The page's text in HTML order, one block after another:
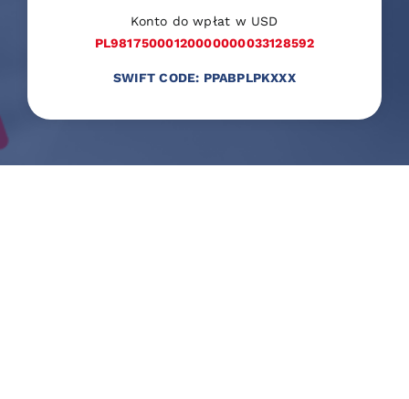
Konto do wpłat w USD
PL98175000120000000033128592
SWIFT CODE: PPABPLPKXXX